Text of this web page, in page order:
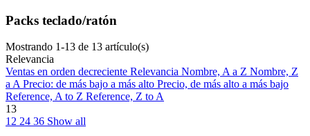
Packs teclado/ratón
Mostrando 1-13 de 13 artículo(s)
Relevancia
Ventas en orden decreciente Relevancia Nombre, A a Z Nombre, Z
a APrecio: de más bajo a más alto Precio, de más alto a más bajo
Reference, A to Z Reference, Z to A
13
12 24 36 Show all